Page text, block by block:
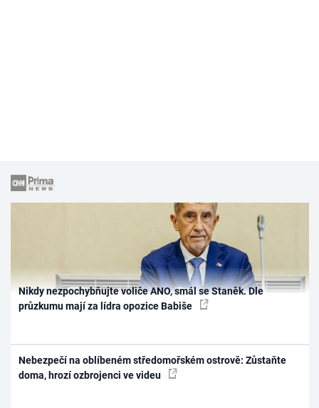
Nikdy nezpochybňujte voliče ANO, smál se Staněk. Dle
průzkumu mají za lídra opozice Babiše
Nebezpečí na oblíbeném středomořském ostrově: Zůstaňte
doma, hrozí ozbrojenci ve videu